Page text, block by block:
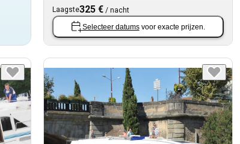
Laagste325 € /nacht
Selecteer datums voor exacte prijzen.